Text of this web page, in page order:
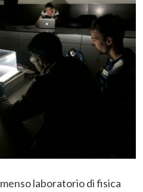
laboratorio di fisica